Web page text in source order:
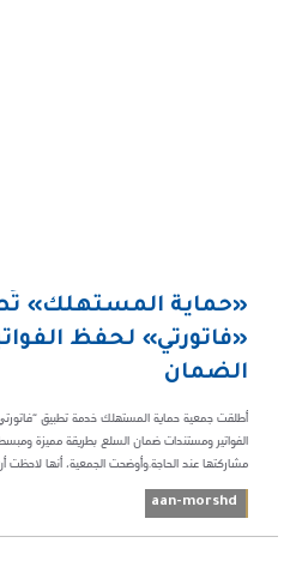
«حماية المستهلك»
«فاتورتي» لحفظ
الضمان
أطلقت جمعية حماية المستهلك خدمة تطبيق
الفواتير ومستندات ضمان السلع بطريقة مميزة
مشاركتها عند الحاجة.وأوضحت الجمعية، أنها لاحظت
aan-morshd